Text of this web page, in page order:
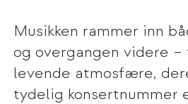
Musikken rammer inn
og overgangen videre –
levende atmosfære,
tydelig konsertnummer